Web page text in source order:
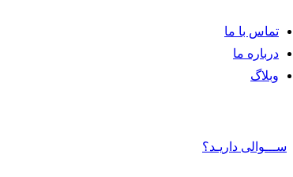
تماس با ما
درباره ما
وبلاگ
ســـوالی داریـد؟